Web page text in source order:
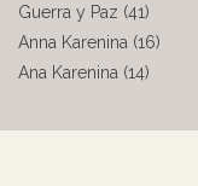
Guerra y Paz (41)
Anna Karenina (16)
Ana Karenina (14)